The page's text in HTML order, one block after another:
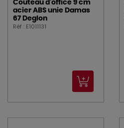
Couteau d'office 9 cm
acier ABS unie Damas
67 Deglon
Réf : E1011131